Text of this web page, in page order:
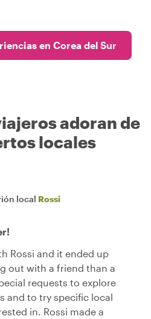
en Corea del Sur
adoran de
locales
local Rossi
Rossi and it ended up
out with a friend than a
requests to explore
and to try specific local
in. Rossi made a